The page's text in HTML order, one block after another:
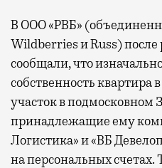
В ООО «РВБ»
Wildberries и Russ)
сообщали, что
собственность
участок в подмосковном
принадлежащие ему
Логистика» и «ВБ
на персональных счетах.